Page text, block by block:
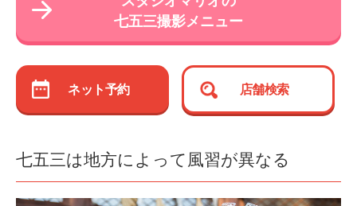
七五三撮影メニュー
ネット予約 店舗検索
七五三は地方によって風習が異なる